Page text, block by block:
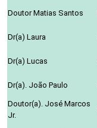
Doutor Matias Santos
Dr(a) Laura
Dr(a) Lucas
Dr(a). João Paulo
Doutor(a). José Marcos
Jr.